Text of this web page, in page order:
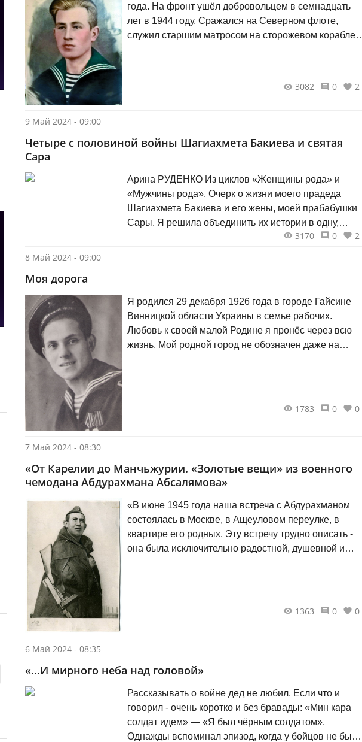
года. На фронт ушёл добровольцем в семнадцать
лет в 1944 году. Сражался на Северном флоте,
служил старшим матросом на сторожевом корабле
3082 0 2
9 Май 2024 - 09:00
Четыре с половиной войны Шагиахмета Бакиева и святая
Сара
Арина РУДЕНКО Из циклов «Женщины рода» и
«Мужчины рода». Очерк о жизни моего прадеда
Шагиахмета Бакиева и его жены, моей прабабушки
Сары. Я решила объединить их истории в одну,
потому что их жизни и судьбы были неразрывно
3170 0
2
8 Май 2024 - 09:00
Моя дорога
Я родился 29 декабря 1926 года в городе Гайсине
Винницкой области Украины в семье рабочих.
Любовь к своей малой Родине я пронёс через всю
жизнь. Мой родной город не обозначен даже на
1783 0 0
7 Май 2024 - 08:30
«От Карелии до Манчьжурии. «Золотые вещи» из военного
чемодана Абдурахмана Абсалямова»
«В июне 1945 года наша встреча с Абдурахманом
состоялась в Москве, в Ащеуловом переулке, в
квартире его родных. Эту встречу трудно описать -
она была исключительно радостной, душевной и
работали в редакции фронтовой газеты.1363 0 0
6 Май 2024 - 08:35
«…И мирного неба над головой»
Рассказывать о войне дед не любил. Если что и
говорил - очень коротко и без бравады: «Мин кара
солдат идем» — «Я был чёрным солдатом».
Однажды вспоминал эпизод, когда у бойцов не было